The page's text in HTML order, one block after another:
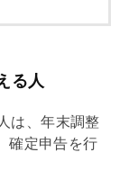
る人
は、年末調整
確定申告を行